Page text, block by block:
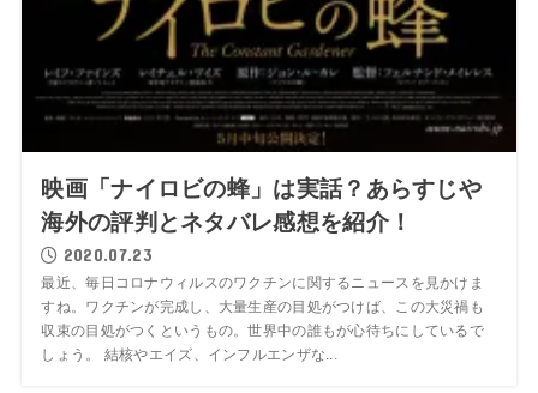
映画「ナイロビの蜂」は実話？あらすじや
海外の評判とネタバレ感想を紹介！
2020.07.23
最近、毎日コロナウィルスのワクチンに関するニュースを見かけま
すね。ワクチンが完成し、大量生産の目処がつけば、この大災禍も
収束の目処がつくというもの。世界中の誰もが心待ちにしているで
しょう。 結核やエイズ、インフルエンザな...